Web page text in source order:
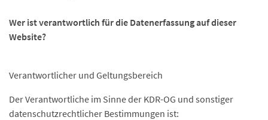
Wer ist verantwortlich für die Datenerfassung auf dieser
Website?
Verantwortlicher und Geltungsbereich
Der Verantwortliche im Sinne der KDR-OG und sonstiger
datenschutzrechtlicher Bestimmungen ist: